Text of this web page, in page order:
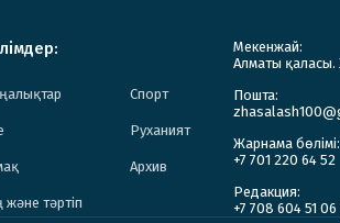
Спорт
Руханият
Архив
және тәртіп
Мекенжай:
Алматы қаласы.
Пошта:
Жарнама бөлімі:
+7 701 220 64 52
Редакция:
+7 708 604 51